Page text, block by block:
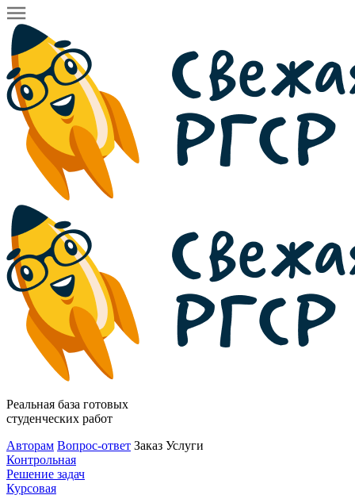
Реальная база готовых
студенческих работ
Авторам Вопрос-ответ Заказ Услуги
Контрольная
Решение задач
Курсовая